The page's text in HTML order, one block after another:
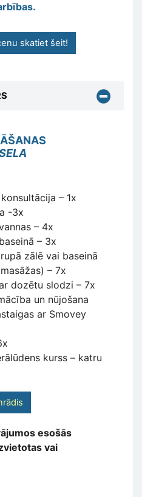
.
skatiet šeit!
– 1x
-3x
– 4x
– 3x
zālē vai baseinā
– 7x
dozētu slodzi – 7x
un nūjošana
ar Smovey
kurss – katru
esošās
vai